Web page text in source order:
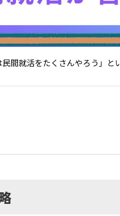
間就活をたくさんやろう」と